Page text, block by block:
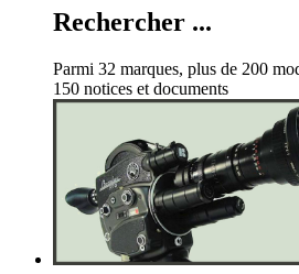
Rechercher ...
Parmi 32 marques, plus de 200
150 notices et documents